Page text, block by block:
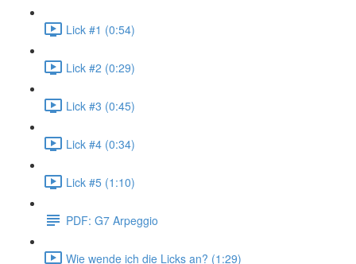
Lick #1 (0:54)
Lick #2 (0:29)
Lick #3 (0:45)
Lick #4 (0:34)
Lick #5 (1:10)
PDF: G7 Arpeggio
Wie wende ich die Licks an? (1:29)